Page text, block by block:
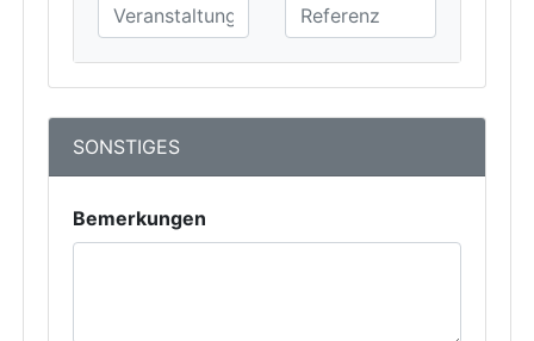
SONSTIGES
Bemerkungen